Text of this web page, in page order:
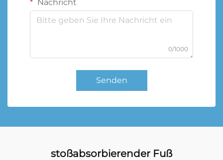
Nachricht
0/1000
Senden
stoßabsorbierender Fuß